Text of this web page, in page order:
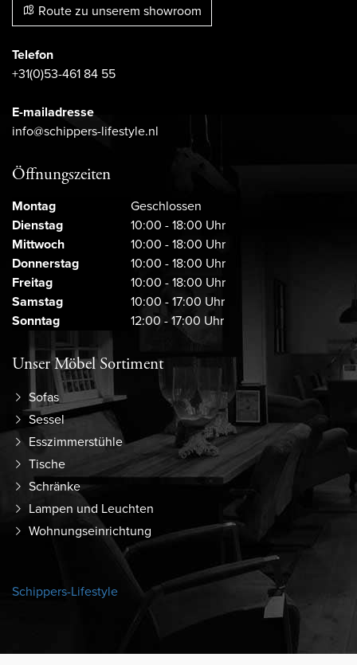
Route zu unserem showroom
Telefon
+31(0)53-461 84 55
E-mailadresse
info@schippers-lifestyle.nl
Öffnungszeiten
Montag
Geschlossen
Dienstag
10:00 - 18:00 Uhr
Mittwoch
10:00 - 18:00 Uhr
Donnerstag
10:00 - 18:00 Uhr
Freitag
10:00 - 18:00 Uhr
Samstag
10:00 - 17:00 Uhr
Sonntag
12:00 - 17:00 Uhr
Unser Möbel Sortiment
Sofas
Sessel
Esszimmerstühle
Tische
Schränke
Lampen und Leuchten
Wohnungseinrichtung
Schippers-Lifestyle